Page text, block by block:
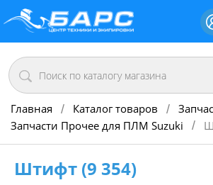
Главная / Каталог товаров /
Запчасти Прочее для ПЛМ Suzuki
/
Штифт (9 354)